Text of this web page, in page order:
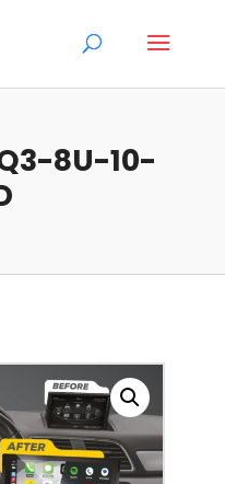
8U-10-